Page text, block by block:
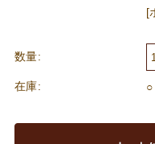
[
数量:
在庫: ○